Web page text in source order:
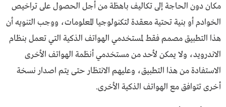
مكان دون الحاجة إلى تكاليف باهظة من أجل الحصول على تراخيص
الخوادم أو بنية تحتية معقدة لتكنولوجيا المعلومات، ووجب التنويه أن
هذا التطبيق مصمم فقط لمستخدمي الهواتف الذكية التي تعمل بنظام
الاندرويد، ولا يمكن لأحد من مستخدمي أنظمة الهواتف الأخرى
الاستفادة من هذا التطبيق، وعليهم الانتظار حتى يتم اصدار نسخة
أخرى تتوافق مع الهواتف الذكية الأخرى.